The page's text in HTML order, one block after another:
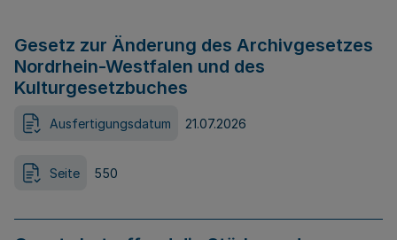
Gesetz zur Änderung des Archivgesetzes
Nordrhein-Westfalen und des
Kulturgesetzbuches
Ausfertigungsdatum 21.07.2026
Seite 550